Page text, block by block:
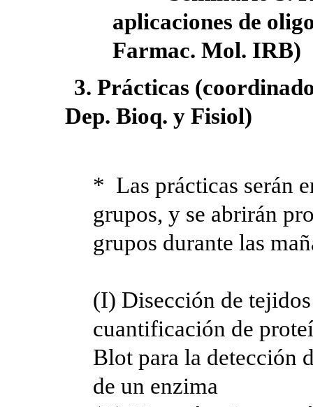
aplicaciones de
Farmac. Mol. IRB)
3. Prácticas
Dep. Bioq. y Fisiol)
* Las prácticas serán
grupos, y se abrirán
grupos durante las
(I) Disección de
cuantificación de
Blot para la detección
de un enzima